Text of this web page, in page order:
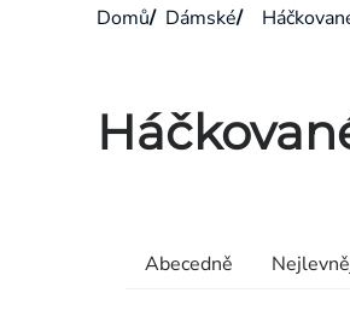
Domů/ Dámské/
Řazení
Abecedně
produktů